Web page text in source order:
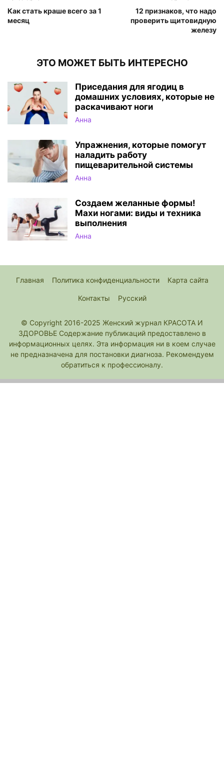
Как стать краше всего за 1
месяц
12 признаков, что надо
проверить щитовидную
железу
ЭТО МОЖЕТ БЫТЬ ИНТЕРЕСНО
Приседания для ягодиц в
домашних условиях, которые не
раскачивают ноги
Анна
Упражнения, которые помогут
наладить работу
пищеварительной системы
Анна
Создаем желанные формы!
Махи ногами: виды и техника
выполнения
Анна
Главная Политика конфиденциальности Карта сайта
Контакты Русский
© Copyright 2016-2025 Женский журнал КРАСОТА И
ЗДОРОВЬЕ Содержание публикаций предоставлено в
информационных целях. Эта информация ни в коем случае
не предназначена для постановки диагноза. Рекомендуем
обратиться к профессионалу.